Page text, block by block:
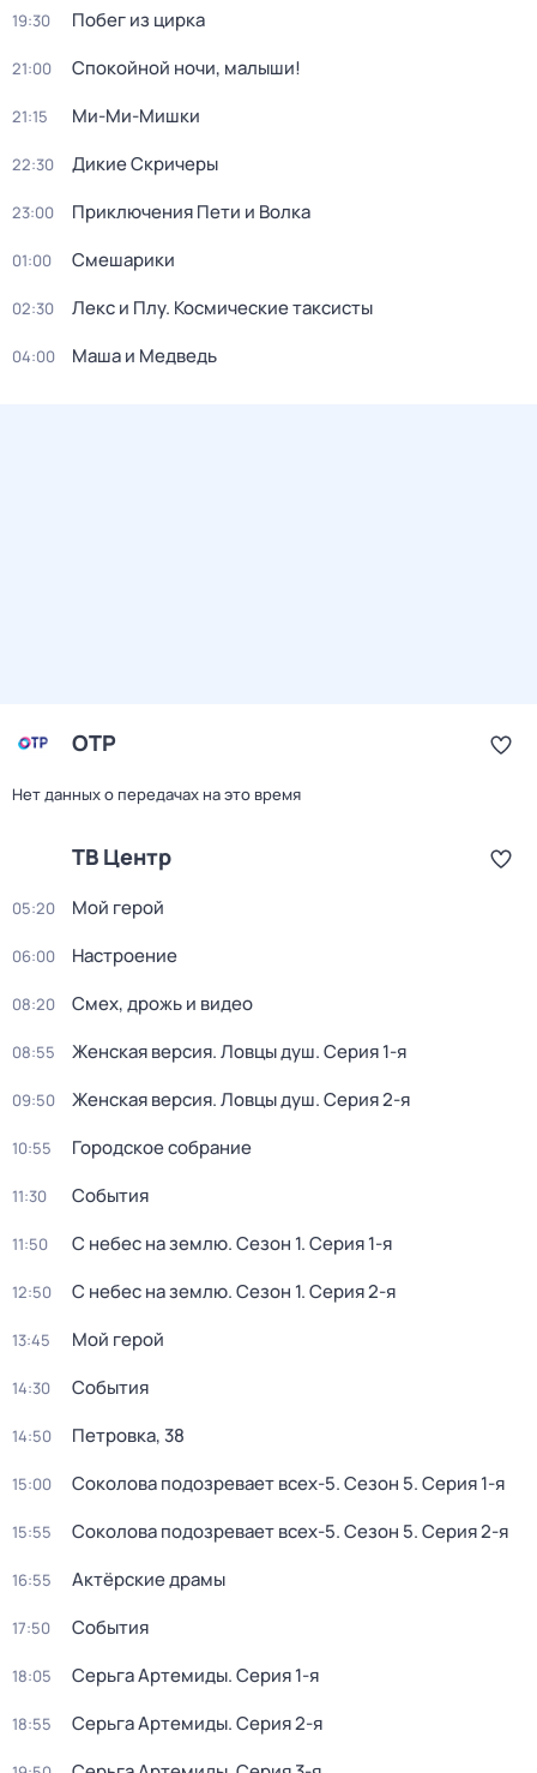
19:30 Побег из цирка
21:00 Спокойной ночи, малыши!
21:15 Ми-Ми-Мишки
22:30 Дикие Скричеры
23:00 Приключения Пети и Волка
01:00 Смешарики
02:30 Лекс и Плу. Космические таксисты
04:00 Маша и Медведь
ОТР
Нет данных о передачах на это время
ТВ Центр
05:20 Мой герой
06:00 Настроение
08:20 Смех, дрожь и видео
08:55 Женская версия. Ловцы душ. Серия 1-я
09:50 Женская версия. Ловцы душ. Серия 2-я
10:55 Городское собрание
11:30 События
11:50 С небес на землю. Сезон 1. Серия 1-я
12:50 С небес на землю. Сезон 1. Серия 2-я
13:45 Мой герой
14:30 События
14:50 Петровка, 38
15:00 Соколова подозревает всех-5. Сезон 5. Серия 1-я
15:55 Соколова подозревает всех-5. Сезон 5. Серия 2-я
16:55 Актёрские драмы
17:50 События
18:05 Серьга Артемиды. Серия 1-я
18:55 Серьга Артемиды. Серия 2-я